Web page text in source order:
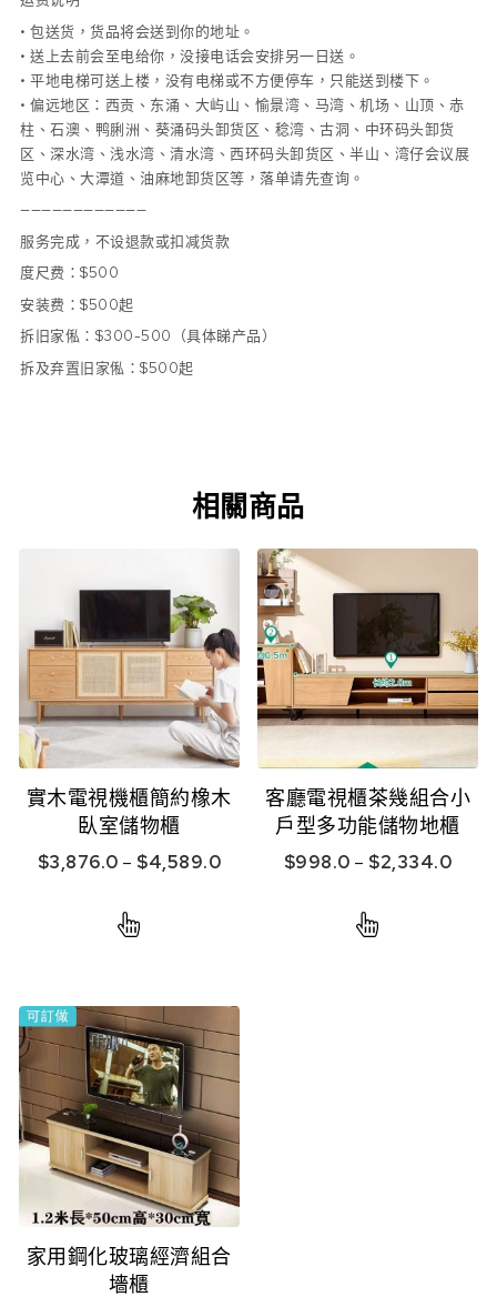
• 包送货，货品将会送到你的地址。
• 送上去前会至电给你，没接电话会安排另一日送。
• 平地电梯可送上楼，没有电梯或不方便停车，只能送到楼下。
• 偏远地区：西贡、东涌、大屿山、愉景湾、马湾、机场、山顶、赤
柱、石澳、鸭脷洲、葵涌码头卸货区、稔湾、古洞、中环码头卸货
区、深水湾、浅水湾、清水湾、西环码头卸货区、半山、湾仔会议展
览中心、大潭道、油麻地卸货区等，落单请先查询。
————————————
服务完成，不设退款或扣减货款
度尺费：$500
安装费：$500起
拆旧家俬：$300-500（具体睇产品）
拆及弃置旧家俬：$500起
相關商品
實木電視機櫃簡約橡木
臥室儲物櫃
$3,876.0 – $4,589.0
客廳電視櫃茶幾組合小
戶型多功能儲物地櫃
$998.0 – $2,334.0
家用鋼化玻璃經濟組合
墻櫃